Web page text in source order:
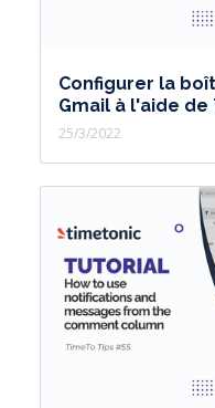
Configurer la
Gmail à l'aide
25/3/2022